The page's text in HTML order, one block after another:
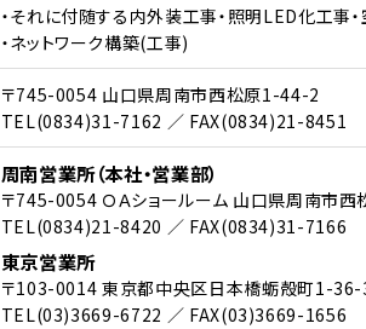
・それに付随する内外装工事・照明LED化工事
・ネットワーク構築(工事)
〒745-0054 山口県周南市西松原1-44-2
TEL(0834)31-7162 ／ FAX(0834)21-8451
周南営業所（本社・営業部）
〒745-0054 ＯＡショールーム 山口県周南市
TEL(0834)21-8420 ／ FAX(0834)31-7166
東京営業所
〒103-0014 東京都中央区日本橋蛎殻町1-
TEL(03)3669-6722 ／ FAX(03)3669-1656